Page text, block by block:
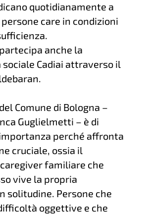
quotidianamente a
care in condizioni
anche la
sociale Cadiai attraverso il
Comune di Bologna –
Guglielmetti – è di
perché affronta
cruciale, ossia il
familiare che
vive la propria
solitudine. Persone che
oggettive e che